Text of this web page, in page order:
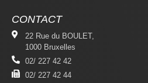
CONTACT
22 Rue du BOULET,
1000 Bruxelles
02/ 227 42 42
02/ 227 42 44